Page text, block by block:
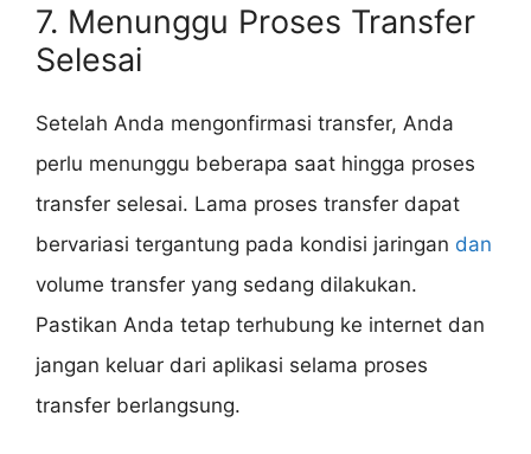
7. Menunggu Proses Transfer
Selesai
Setelah Anda mengonfirmasi transfer, Anda
perlu menunggu beberapa saat hingga proses
transfer selesai. Lama proses transfer dapat
bervariasi tergantung pada kondisi jaringan dan
volume transfer yang sedang dilakukan.
Pastikan Anda tetap terhubung ke internet dan
jangan keluar dari aplikasi selama proses
transfer berlangsung.